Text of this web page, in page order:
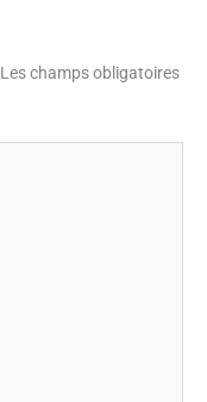
Les champs obligatoires